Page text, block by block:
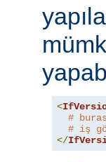
<
#
# iş
</